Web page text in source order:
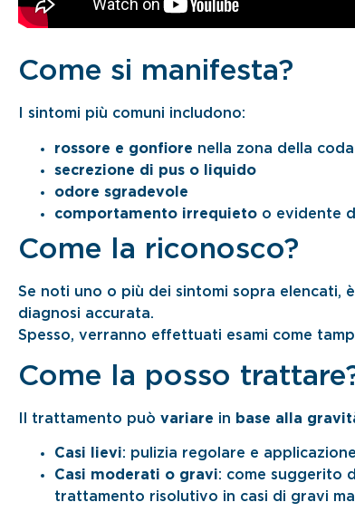
Come si manifesta?
I sintomi più comuni includono:
rossore e gonfiore nella zona della coda
secrezione di pus o liquido
odore sgradevole
comportamento irrequieto o evidente
Come la riconosco?
Se noti uno o più dei sintomi sopra elencati,
diagnosi accurata.
Spesso, verranno effettuati esami come
Come la posso
Il trattamento può variare in base alla
Casi lievi: pulizia regolare e
Casi moderati o gravi: come suggerito
trattamento risolutivo in casi di gravi